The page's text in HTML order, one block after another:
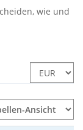
wie und